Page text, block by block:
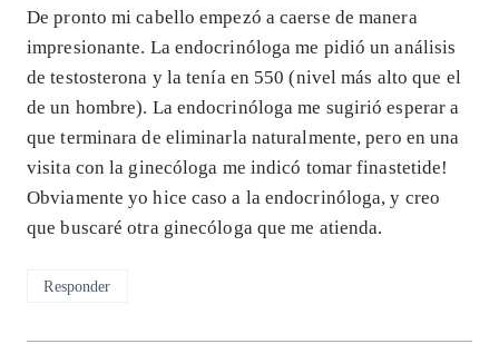
De pronto mi cabello empezó a caerse de manera
impresionante. La endocrinóloga me pidió un análisis
de testosterona y la tenía en 550 (nivel más alto que el
de un hombre). La endocrinóloga me sugirió esperar a
que terminara de eliminarla naturalmente, pero en una
visita con la ginecóloga me indicó tomar finastetide!
Obviamente yo hice caso a la endocrinóloga, y creo
que buscaré otra ginecóloga que me atienda.
Responder